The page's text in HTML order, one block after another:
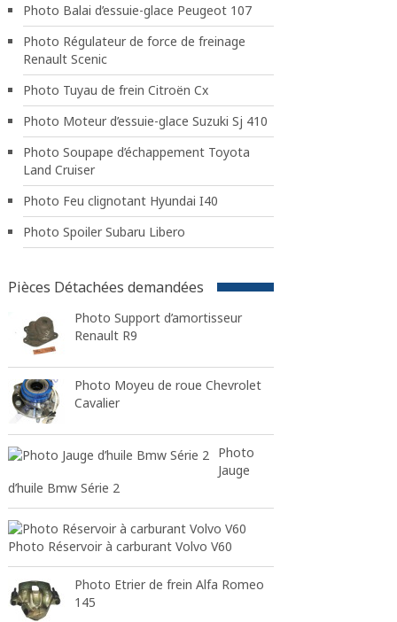
Photo Balai d’essuie-glace Peugeot 107
Photo Régulateur de force de freinage
Renault Scenic
Photo Tuyau de frein Citroën Cx
Photo Moteur d’essuie-glace Suzuki Sj 410
Photo Soupape d’échappement Toyota
Land Cruiser
Photo Feu clignotant Hyundai I40
Photo Spoiler Subaru Libero
Pièces Détachées demandées
Photo Support d’amortisseur
Renault R9
Photo Moyeu de roue Chevrolet
Cavalier
Photo
Jauge
d’huile Bmw Série 2
Photo Réservoir à carburant Volvo V60
Photo Etrier de frein Alfa Romeo
145